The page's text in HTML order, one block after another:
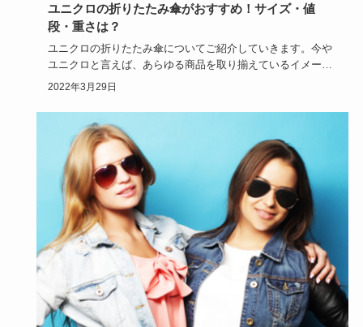
ユニクロの折りたたみ傘がおすすめ！サイズ・値
段・重さは？
ユニクロの折りたたみ傘についてご紹介していきます。今や
ユニクロと言えば、あらゆる商品を取り揃えているイメージ
もありますが、…
2022年3月29日